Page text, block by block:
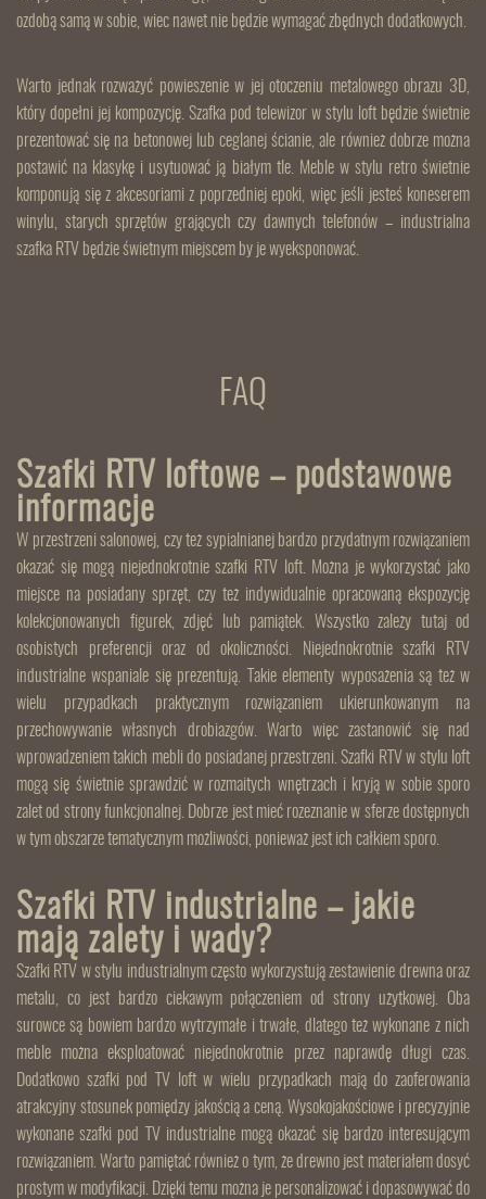
ozdobą samą w sobie, wiec nawet nie będzie wymagać zbędnych dodatkowych.
Warto jednak rozważyć powieszenie w jej otoczeniu metalowego obrazu 3D,
który dopełni jej kompozycję. Szafka pod telewizor w stylu loft będzie świetnie
prezentować się na betonowej lub ceglanej ścianie, ale również dobrze można
postawić na klasykę i usytuować ją białym tle. Meble w stylu retro świetnie
komponują się z akcesoriami z poprzedniej epoki, więc jeśli jesteś koneserem
winylu, starych sprzętów grających czy dawnych telefonów – industrialna
szafka RTV będzie świetnym miejscem by je wyeksponować.
FAQ
Szafki RTV loftowe – podstawowe
informacje
W przestrzeni salonowej, czy też sypialnianej bardzo przydatnym rozwiązaniem
okazać się mogą niejednokrotnie szafki RTV loft. Można je wykorzystać jako
miejsce na posiadany sprzęt, czy też indywidualnie opracowaną ekspozycję
kolekcjonowanych figurek, zdjęć lub pamiątek. Wszystko zależy tutaj od
osobistych preferencji oraz od okoliczności. Niejednokrotnie szafki RTV
industrialne wspaniale się prezentują. Takie elementy wyposażenia są też w
wielu przypadkach praktycznym rozwiązaniem ukierunkowanym na
przechowywanie własnych drobiazgów. Warto więc zastanowić się nad
wprowadzeniem takich mebli do posiadanej przestrzeni. Szafki RTV w stylu loft
mogą się świetnie sprawdzić w rozmaitych wnętrzach i kryją w sobie sporo
zalet od strony funkcjonalnej. Dobrze jest mieć rozeznanie w sferze dostępnych
w tym obszarze tematycznym możliwości, ponieważ jest ich całkiem sporo.
Szafki RTV industrialne – jakie
mają zalety i wady?
Szafki RTV w stylu industrialnym często wykorzystują zestawienie drewna oraz
metalu, co jest bardzo ciekawym połączeniem od strony użytkowej. Oba
surowce są bowiem bardzo wytrzymałe i trwałe, dlatego też wykonane z nich
meble można eksploatować niejednokrotnie przez naprawdę długi czas.
Dodatkowo szafki pod TV loft w wielu przypadkach mają do zaoferowania
atrakcyjny stosunek pomiędzy jakością a ceną. Wysokojakościowe i precyzyjnie
wykonane szafki pod TV industrialne mogą okazać się bardzo interesującym
rozwiązaniem. Warto pamiętać również o tym, że drewno jest materiałem dosyć
prostym w modyfikacji. Dzięki temu można je personalizować i dopasowywać do